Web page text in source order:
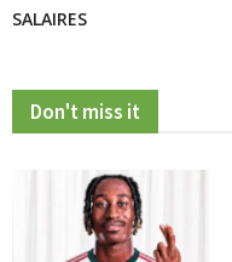
SALAIRES
Don't miss it